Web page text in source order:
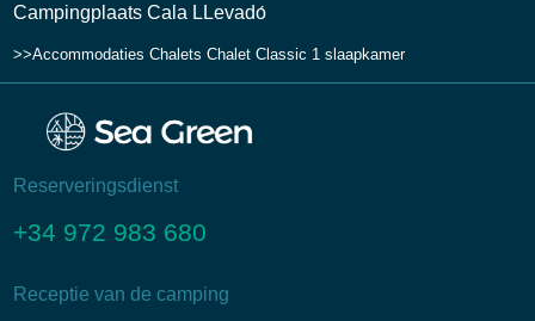
Campingplaats Cala LLevadо́
Accommodaties Chalets Chalet Classic 1 slaapkamer
Reserveringsdienst
+34 972 983 680
Receptie van de camping